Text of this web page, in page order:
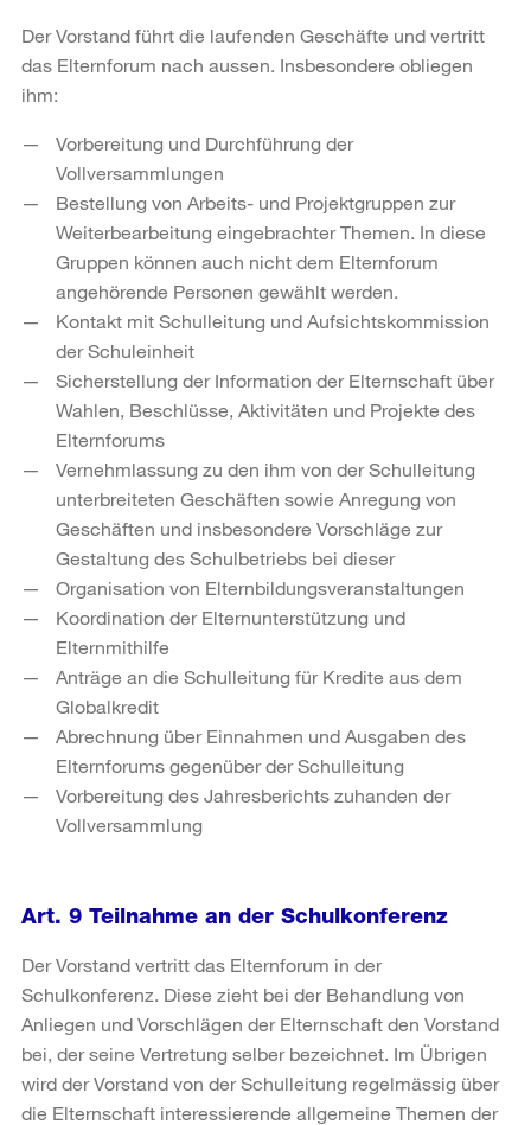
Der Vorstand führt die laufenden Geschäfte und vertritt
das Elternforum nach aussen. Insbesondere obliegen
ihm:
Vorbereitung und Durchführung der
Vollversammlungen
Bestellung von Arbeits- und Projektgruppen zur
Weiterbearbeitung eingebrachter Themen. In diese
Gruppen können auch nicht dem Elternforum
angehörende Personen gewählt werden.
Kontakt mit Schulleitung und Aufsichtskommission
der Schuleinheit
Sicherstellung der Information der Elternschaft über
Wahlen, Beschlüsse, Aktivitäten und Projekte des
Elternforums
Vernehmlassung zu den ihm von der Schulleitung
unterbreiteten Geschäften sowie Anregung von
Geschäften und insbesondere Vorschläge zur
Gestaltung des Schulbetriebs bei dieser
Organisation von Elternbildungsveranstaltungen
Koordination der Elternunterstützung und
Elternmithilfe
Anträge an die Schulleitung für Kredite aus dem
Globalkredit
Abrechnung über Einnahmen und Ausgaben des
Elternforums gegenüber der Schulleitung
Vorbereitung des Jahresberichts zuhanden der
Vollversammlung
Art. 9 Teilnahme an der Schulkonferenz
Der Vorstand vertritt das Elternforum in der
Schulkonferenz. Diese zieht bei der Behandlung von
Anliegen und Vorschlägen der Elternschaft den Vorstand
bei, der seine Vertretung selber bezeichnet. Im Übrigen
wird der Vorstand von der Schulleitung regelmässig über
die Elternschaft interessierende allgemeine Themen der